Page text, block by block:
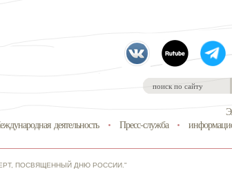
деятельность Пресс-служба
ПОСВЯЩЕННЫЙ ДНЮ РОССИИ."